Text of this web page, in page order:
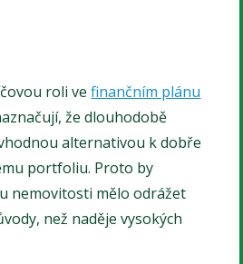
roli vefinančním plánu
že dlouhodobě
alternativou k dobře
portfoliu. Proto by
nemovitosti mělo odrážet
než naděje vysokých